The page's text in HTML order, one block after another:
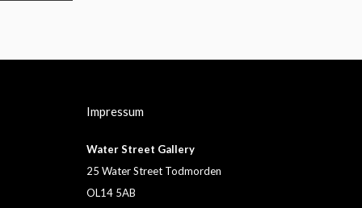
Impressum
Water Street Gallery
25 Water Street Todmorden
OL14 5AB